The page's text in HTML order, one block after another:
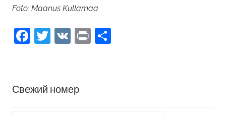
Foto: Maanus Kullamaa
Facebook
Twitter
VK Print
Свежий номер